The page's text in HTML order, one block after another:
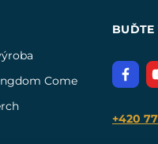
Come
BUĎTE
+420